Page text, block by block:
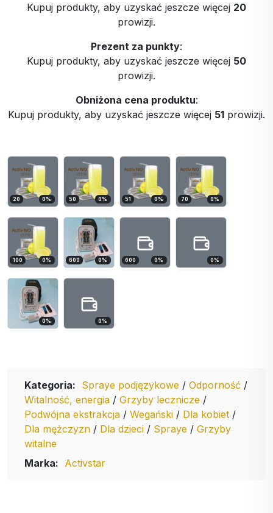
Kupuj produkty, aby uzyskać jeszcze więcej 20
prowizji.
Prezent za punkty:
Kupuj produkty, aby uzyskać jeszcze więcej 50
prowizji.
Obniżona cena produktu:
Kupuj produkty, aby uzyskać jeszcze więcej 51 prowizji.
20 0% 50 0% 51 0% 70 0%
100 0% 600 0% 600 0% 0%
0% 0%
Kategoria: Spraye podjęzykowe / Odporność /
Witalność, energia / Grzyby lecznicze /
Podwójna ekstrakcja / Wegański / Dla kobiet /
Dla mężczyzn / Dla dzieci / Spraye / Grzyby
witalne
Marka: Activstar